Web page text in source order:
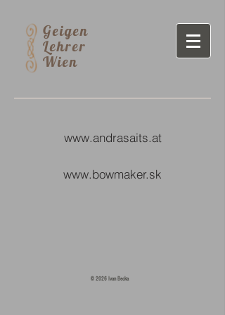
Geigen
Lehrer
Wien
www.andrasaits.at
www.bowmaker.sk
© 2026 Ivan Becka